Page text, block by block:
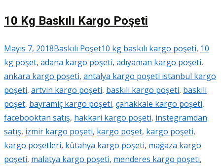
10 Kg Baskılı Kargo Poşeti
Mayıs 7, 2018Baskılı Poşet10 kg baskılı kargo poşeti, 10
kg poşet, adana kargo poşeti, adıyaman kargo poşeti,
ankara kargo poşeti, antalya kargo poşeti istanbul kargo
poşeti, artvin kargo poşeti, baskılı kargo poşeti, baskılı
poşet, bayramiç kargo poşeti, çanakkale kargo poşeti,
facebooktan satış, hakkari kargo poşeti, instegramdan
satış, izmir kargo poşeti, kargo poşet, kargo poşeti,
kargo poşetleri, kütahya kargo poşeti, mağaza kargo
poşeti, malatya kargo poşeti, menderes kargo poşeti,